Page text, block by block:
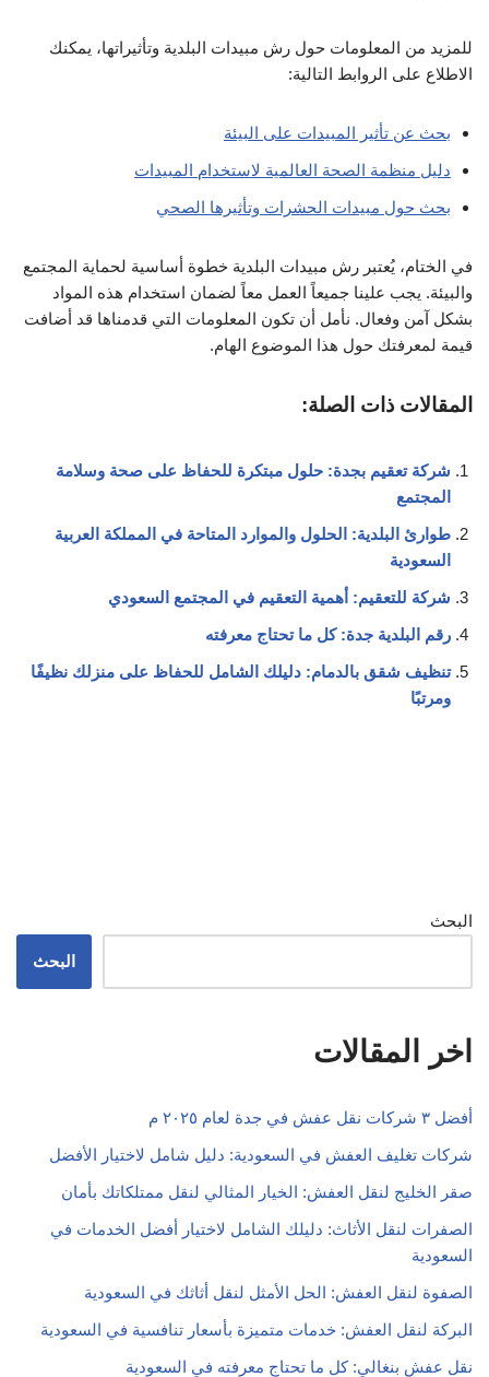
للمزيد من المعلومات حول رش مبيدات البلدية وتأثيراتها، يمكنك
الاطلاع على الروابط التالية:
بحث عن تأثير المبيدات على البيئة
دليل منظمة الصحة العالمية لاستخدام المبيدات
بحث حول مبيدات الحشرات وتأثيرها الصحي
في الختام، يُعتبر رش مبيدات البلدية خطوة أساسية لحماية المجتمع
والبيئة. يجب علينا جميعاً العمل معاً لضمان استخدام هذه المواد
بشكل آمن وفعال. نأمل أن تكون المعلومات التي قدمناها قد أضافت
قيمة لمعرفتك حول هذا الموضوع الهام.
المقالات ذات الصلة:
شركة تعقيم بجدة: حلول مبتكرة للحفاظ على صحة وسلامة
المجتمع
طوارئ البلدية: الحلول والموارد المتاحة في المملكة العربية
السعودية
شركة للتعقيم: أهمية التعقيم في المجتمع السعودي
رقم البلدية جدة: كل ما تحتاج معرفته
تنظيف شقق بالدمام: دليلك الشامل للحفاظ على منزلك نظيفًا
ومرتبًا
البحث
البحث
اخر المقالات
أفضل ٣ شركات نقل عفش في جدة لعام ٢٠٢٥ م
شركات تغليف العفش في السعودية: دليل شامل لاختيار الأفضل
صقر الخليج لنقل العفش: الخيار المثالي لنقل ممتلكاتك بأمان
الصفرات لنقل الأثاث: دليلك الشامل لاختيار أفضل الخدمات في
السعودية
الصفوة لنقل العفش: الحل الأمثل لنقل أثاثك في السعودية
البركة لنقل العفش: خدمات متميزة بأسعار تنافسية في السعودية
نقل عفش بنغالي: كل ما تحتاج معرفته في السعودية